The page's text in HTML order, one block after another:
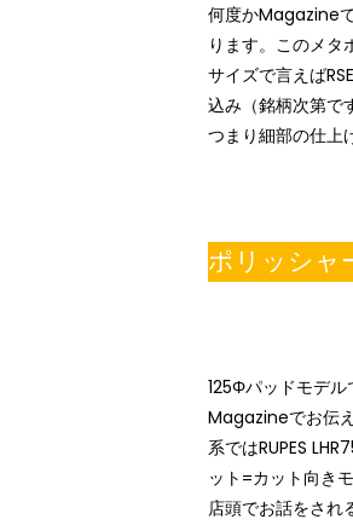
何度かMagazine
ります。このメタ
サイズで言えば
込み（銘柄次第で
つまり細部の仕上
ポリッシャ
125Φパッドモデル
Magazineでお伝
系ではRUPES
ット=カット向き
店頭でお話をされ